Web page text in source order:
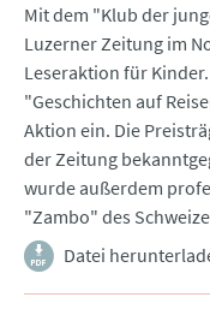
Mit dem "Klub der
Luzerner Zeitung im
Leseraktion für
"Geschichten auf
Aktion ein. Die
der Zeitung
wurde außerdem
"Zambo" des
Datei